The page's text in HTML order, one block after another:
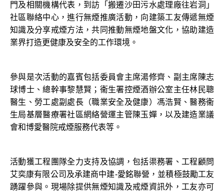
門及相關機構代表，到訪「搬遷沙田污水處理廠往岩洞」
社區聯絡中心，進行無煙推廣活動，向建築工友傳遞無煙
知識及分享戒煙方法，共同推動無煙地盤文化，協助建造
業界打造更健康及安全的工作環境。
參與是次活動的嘉賓包括委員會主席湯修齊、副主席陳志
球博士、總幹事黎慧賢；衞生署控煙酒辦公室主任林民聰
醫生、勞工處副處長（職業安全及健康）馮浩賢、醫務衞
生局基層醫療署社區網絡營運主管陳玉嬋，以及建造業議
會和博愛醫院戒煙服務代表等。
活動獲工程團隊全力支持及協調，包括渠務署、工程顧問
艾奕康有限公司及承建商中建-愛銘聯營，並積極鼓勵工友
踴躍參與。現場除提供無煙知識及戒煙資訊外，工友亦可